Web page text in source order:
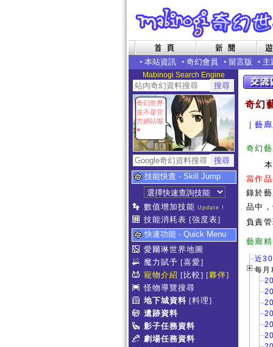
• 本站資訊 • 奇幻會員 • 留言版 • 主
Mabinogi Search Engine
奇幻世界
並不是官
方網站喔
♥
技能快查 - Skill Jump
數值增加技能 Update !
技能消耗表 [強度表]
快速功能 - Quick Menu
愛爾琳世界地圖
魔力賦予 [喜愛]
寵物介紹 [比較] [夥伴]
怪物導覽搜尋
地下城資料 [料理]
遺跡資料
影子任務資料
劇場任務資料
奇幻
｜藝
奇幻
當作
錄於
品中
負責
藝
近
每月